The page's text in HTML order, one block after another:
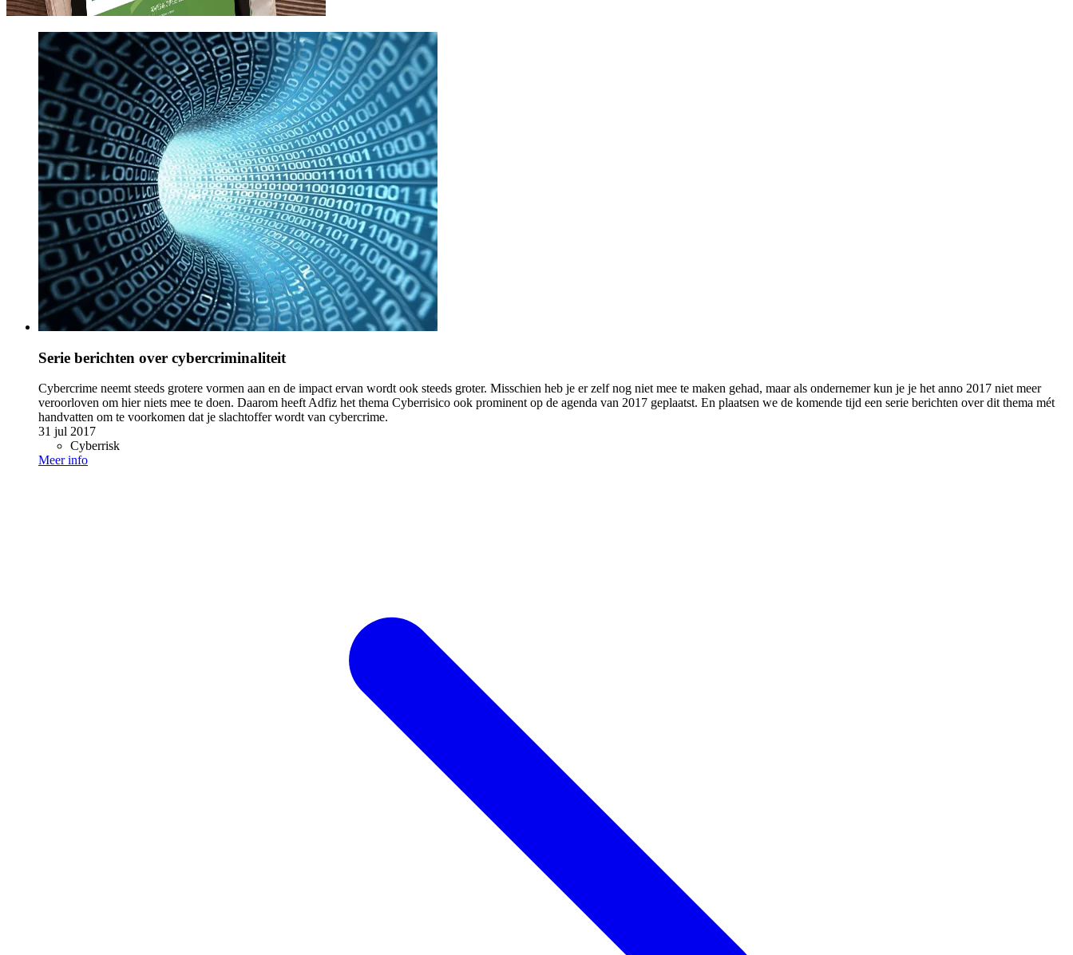
Serie berichten over cybercriminaliteit
Cybercrime neemt steeds grotere vormen aan en de impact ervan wordt ook steeds groter. Misschien heb je er zelf nog niet mee te maken gehad, maar als ondernemer kun je je het anno 2017 niet meer
veroorloven om hier niets mee te doen. Daarom heeft Adfiz het thema Cyberrisico ook prominent op de agenda van 2017 geplaatst. En plaatsen we de komende tijd een serie berichten over dit thema mét
handvatten om te voorkomen dat je slachtoffer wordt van cybercrime.
31 jul 2017
Cyberrisk
Meer info